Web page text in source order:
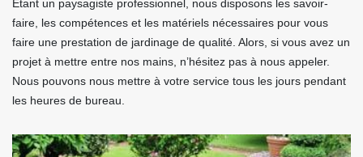
Étant un paysagiste professionnel, nous disposons les savoir-
faire, les compétences et les matériels nécessaires pour vous
faire une prestation de jardinage de qualité. Alors, si vous avez un
projet à mettre entre nos mains, n’hésitez pas à nous appeler.
Nous pouvons nous mettre à votre service tous les jours pendant
les heures de bureau.